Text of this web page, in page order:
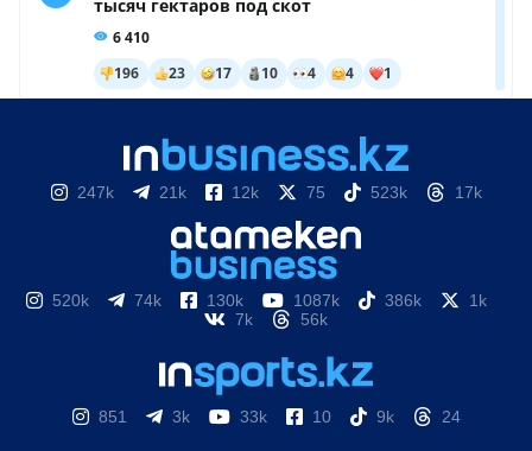
247k 21k 12k 75 523k 17k
520k 74k 130k 1087k 386k
1k
7k
56k
851 3k 33k 10 9k 24